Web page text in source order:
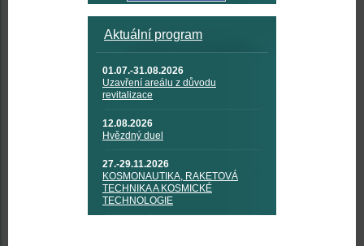
Aktuální program
01.07.-31.08.2026
Uzavření areálu z důvodu
revitalizace
12.08.2026
Hvězdný duel
27.-29.11.2026
KOSMONAUTIKA, RAKETOVÁ
TECHNIKA A KOSMICKÉ
TECHNOLOGIE